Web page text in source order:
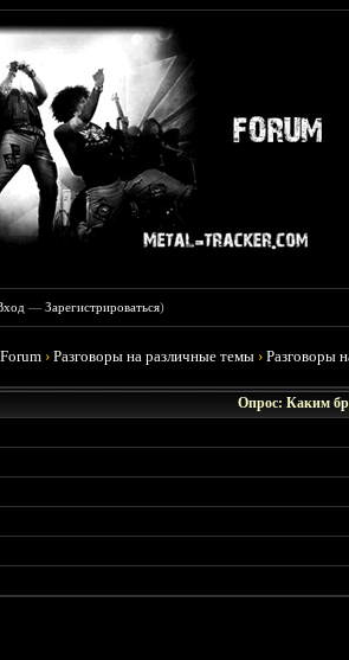
—Зарегистрироваться)
›Разговоры на различные темы ›Разговоры
Опрос: Каким